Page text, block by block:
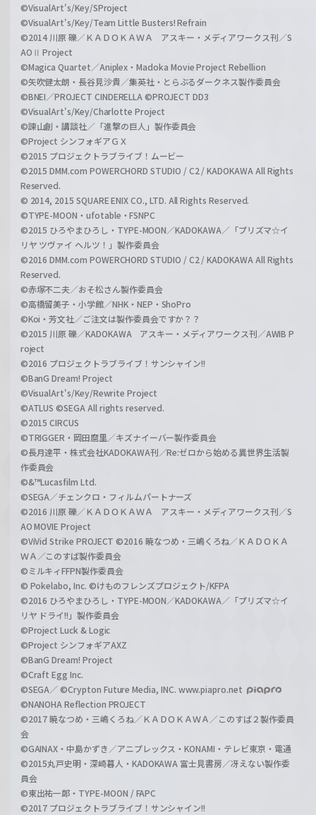
©VisualArt's/Key/SProject
©VisualArt's/Key/Team Little Busters! Refrain
©2014 川原 礫／ＫＡＤＯＫＡＷＡ アスキー・メディアワークス刊／S
AOⅡ Project
©Magica Quartet／Aniplex・Madoka Movie Project Rebellion
©矢吹健太朗・長谷見沙貴／集英社・とらぶるダークネス製作委員会
©BNEI／PROJECT CINDERELLA ©PROJECT DD3
©VisualArt's/Key/Charlotte Project
©諫山創・講談社／「進撃の巨人」製作委員会
©Project シンフォギアＧＸ
©2015 プロジェクトラブライブ！ムービー
©2015 DMM.com POWERCHORD STUDIO / C2 / KADOKAWA All Rights
Reserved.
© 2014, 2015 SQUARE ENIX CO., LTD. All Rights Reserved.
©TYPE-MOON・ufotable・FSNPC
©2015 ひろやまひろし・TYPE-MOON／KADOKAWA／「プリズマ☆イ
リヤ ツヴァイ ヘルツ！」製作委員会
©2016 DMM.com POWERCHORD STUDIO / C2 / KADOKAWA All Rights
Reserved.
©赤塚不二夫／おそ松さん製作委員会
©高橋留美子・小学館／NHK・NEP・ShoPro
©Koi・芳文社／ご注文は製作委員会ですか？？
©2015 川原 礫／KADOKAWA アスキー・メディアワークス刊／AWIB P
roject
©2016 プロジェクトラブライブ！サンシャイン!!
©BanG Dream! Project
©VisualArt's/Key/Rewrite Project
©ATLUS ©SEGA All rights reserved.
©2015 CIRCUS
©TRIGGER・岡田麿里／キズナイーバー製作委員会
©長月達平・株式会社KADOKAWA刊／Re:ゼロから始める異世界生活製
作委員会
©&™Lucasfilm Ltd.
©SEGA／チェンクロ・フィルムパートナーズ
©2016 川原 礫／ＫＡＤＯＫＡＷＡ アスキー・メディアワークス刊／S
AO MOVIE Project
©ViVid Strike PROJECT ©2016 暁なつめ・三嶋くろね／ＫＡＤＯＫＡ
ＷＡ／このすば製作委員会
©ミルキィFFPN製作委員会
© Pokelabo, Inc. ©けものフレンズプロジェクト/KFPA
©2016 ひろやまひろし・TYPE-MOON／KADOKAWA／「プリズマ☆イ
リヤ ドライ!!」製作委員会
©Project Luck & Logic
©Project シンフォギアAXZ
©BanG Dream! Project
©Craft Egg Inc.
©SEGA／ ©Crypton Future Media, INC. www.piapro.net
©NANOHA Reflection PROJECT
©2017 暁なつめ・三嶋くろね／ＫＡＤＯＫＡＷＡ／このすば２製作委員
会
©GAINAX・中島かずき／アニプレックス・KONAMI・テレビ東京・電通
©2015丸戸史明・深崎暮人・KADOKAWA 富士見書房／冴えない製作委
員会
©東出祐一郎・TYPE-MOON / FAPC
©2017 プロジェクトラブライブ！サンシャイン!!